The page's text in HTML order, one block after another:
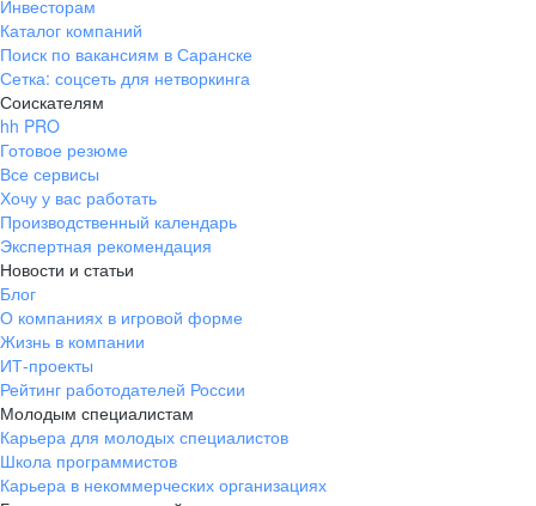
Инвесторам
Каталог компаний
Поиск по вакансиям в Саранске
Сетка: соцсеть для нетворкинга
Соискателям
hh PRO
Готовое резюме
Все сервисы
Хочу у вас работать
Производственный календарь
Экспертная рекомендация
Новости и статьи
Блог
О компаниях в игровой форме
Жизнь в компании
ИТ-проекты
Рейтинг работодателей России
Молодым специалистам
Карьера для молодых специалистов
Школа программистов
Карьера в некоммерческих организациях